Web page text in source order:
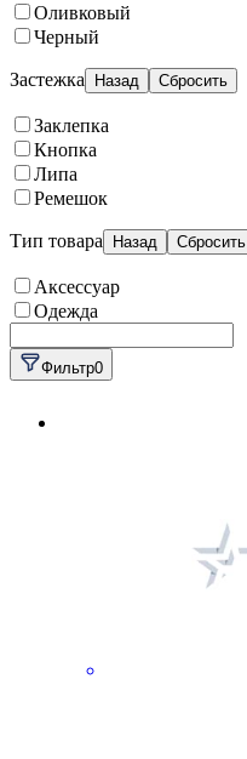
Оливковый
Черный
Застежка Назад Сбросить
Заклепка
Кнопка
Липа
Ремешок
Тип товара Назад Сбросить
Аксессуар
Одежда
Фильтр0